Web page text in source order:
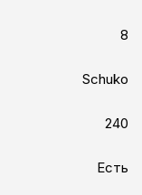
8
Schuko
240
Есть